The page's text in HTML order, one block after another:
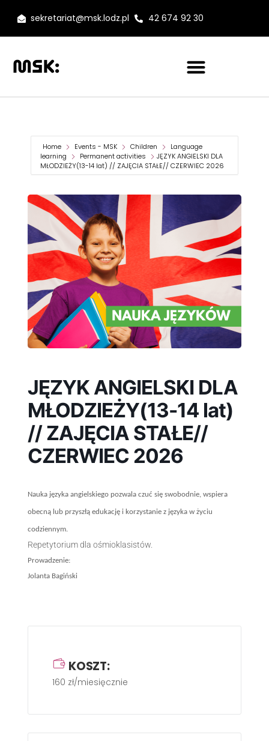
sekretariat@msk.lodz.pl 42 674 92 30
Home Events - MSK Children
Language
learning
Permanent activities
JĘZYK ANGIELSKI DLA
MŁODZIEŻY(13-14 lat) // ZAJĘCIA STAŁE// CZERWIEC 2026
JĘZYK ANGIELSKI DLA
MŁODZIEŻY(13-14 lat)
// ZAJĘCIA STAŁE//
CZERWIEC 2026
Nauka języka angielskiego pozwala czuć się swobodnie, wspiera
obecną lub przyszłą edukację i korzystanie z języka w życiu
codziennym.
Repetytorium dla ośmioklasistów.
Prowadzenie:
Jolanta Bagiński
KOSZT:
160 zł/miesięcznie